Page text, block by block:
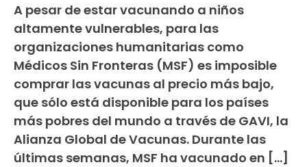
A pesar de estar vacunando a niños
altamente vulnerables, para las
organizaciones humanitarias como
Médicos Sin Fronteras (MSF) es imposible
comprar las vacunas al precio más bajo,
que sólo está disponible para los países
más pobres del mundo a través de GAVI, la
Alianza Global de Vacunas. Durante las
últimas semanas, MSF ha vacunado en […]